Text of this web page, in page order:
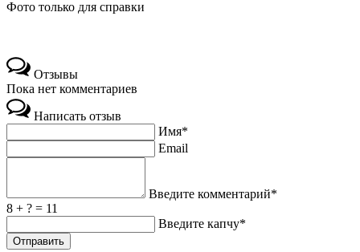
Фото только для справки
Отзывы
Пока нет комментариев
Написать отзыв
Имя*
Email
Введите комментарий*
8 + ? = 11
Введите капчу*